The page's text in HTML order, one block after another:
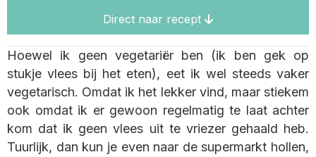
Direct naar recept
Hoewel ik geen vegetariër ben (ik ben gek op
stukje vlees bij het eten), eet ik wel steeds vaker
vegetarisch. Omdat ik het lekker vind, maar stiekem
ook omdat ik er gewoon regelmatig te laat achter
kom dat ik geen vlees uit te vriezer gehaald heb.
Tuurlijk, dan kun je even naar de supermarkt hollen,